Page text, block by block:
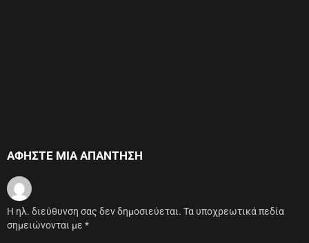
ΑΦΉΣΤΕ ΜΙΑ ΑΠΆΝΤΗΣΗ
Η ηλ. διεύθυνση σας δεν δημοσιεύεται. Τα υποχρεωτικά πεδία
σημειώνονται με *